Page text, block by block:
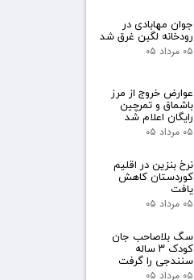
جوان مهابادی در
رودخانه لگبن غرق شد
۰۵ مرداد ۰۵
عوارض خروج از مرز
باشماق و تمرچین
رایگان اعلام شد
۰۵ مرداد ۰۵
نرخ بنزین در اقلیم
کوردستان کاهش
یافت
۰۵ مرداد ۰۵
سگ بلاصاحب جان
کودک ۳ ساله
سنندجی را گرفت
۰۵ مرداد ۰۵